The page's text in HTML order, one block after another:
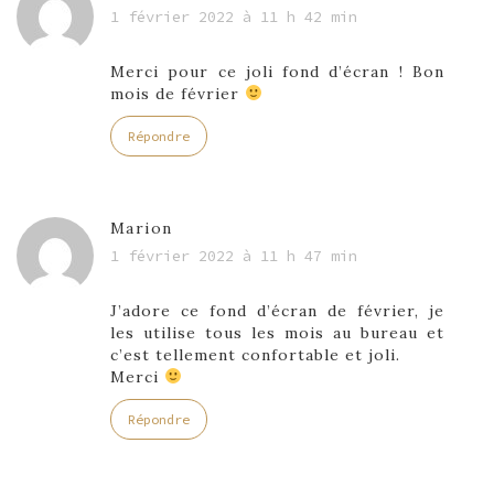
1 février 2022 à 11 h 42 min
Merci pour ce joli fond d’écran ! Bon
mois de février
Répondre
Marion
1 février 2022 à 11 h 47 min
J’adore ce fond d’écran de février, je
les utilise tous les mois au bureau et
c’est tellement confortable et joli.
Merci
Répondre